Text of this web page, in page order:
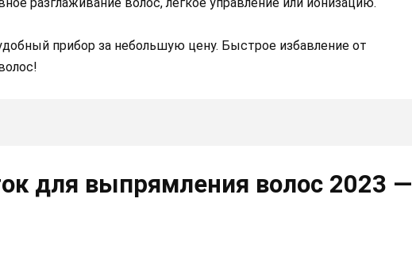
прибор за небольшую цену. Быстрое избавление от
для выпрямления волос 2023 —